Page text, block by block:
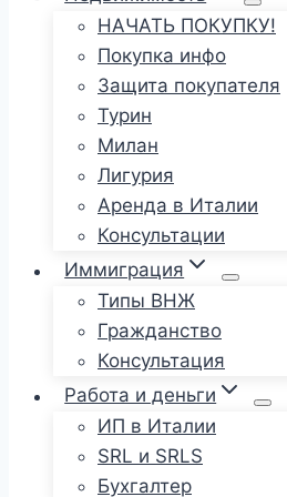
НАЧАТЬ ПОКУПКУ!
Покупка инфо
Защита покупателя
Турин
Милан
Лигурия
Аренда в Италии
Консультации
Иммиграция
Типы ВНЖ
Гражданство
Консультация
Работа и деньги
ИП в Италии
SRL и SRLS
Бухгалтер